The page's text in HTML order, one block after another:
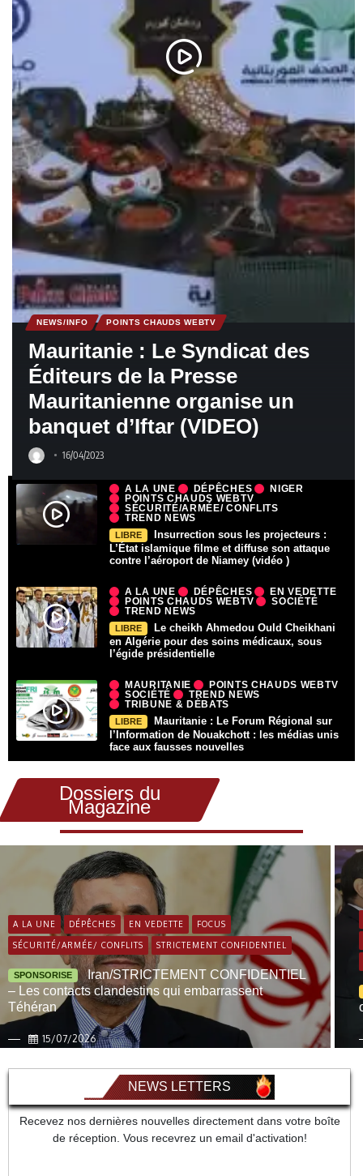
NEWS/INFO POINTS CHAUDS WEBTV
Mauritanie : Le Syndicat des
Éditeurs de la Presse
Mauritanienne organise un
banquet d’Iftar (VIDEO)
16/04/2023
A LA UNE DÉPÊCHES
NIGER
POINTS CHAUDS WEBTV
SÉCURITÉ/ARMÉE/ CONFLITS
TREND NEWS
LIBRE
Insurrection sous les projecteurs :
L’État islamique filme et diffuse son attaque
contre l’aéroport de Niamey (vidéo )
A LA UNE DÉPÊCHES
EN VEDETTE
POINTS CHAUDS WEBTV
SOCIÉTÉ
TREND NEWS
LIBRE
Le cheikh Ahmedou Ould Cheikhani
en Algérie pour des soins médicaux, sous
l’égide présidentielle
MAURITANIE
POINTS CHAUDS WEBTV
SOCIÉTÉ
TREND NEWS
TRIBUNE & DÉBATS
LIBRE
Mauritanie : Le Forum Régional sur
l’Information de Nouakchott : les médias unis
face aux fausses nouvelles
Dossiers du
Magazine
A LA UNE DÉPÊCHES EN VEDETTE FOCUS
SÉCURITÉ/ARMÉE/ CONFLITS STRICTEMENT CONFIDENTIEL
SPONSORISE
Iran/STRICTEMENT CONFIDENTIEL
– Les contacts clandestins qui embarrassent
Téhéran
15/07/2026
NEWS LETTERS
Recevez nos dernières nouvelles directement dans votre boîte
de réception. Vous recevrez un email d'activation!